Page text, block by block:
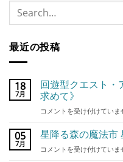
最近の投稿
18
7月
回遊型クエスト・
求めて》
回
型
ク
エ
コメントを受け付けていま
05
7月
星降る森の魔法市
星
コメントを受け付けていま